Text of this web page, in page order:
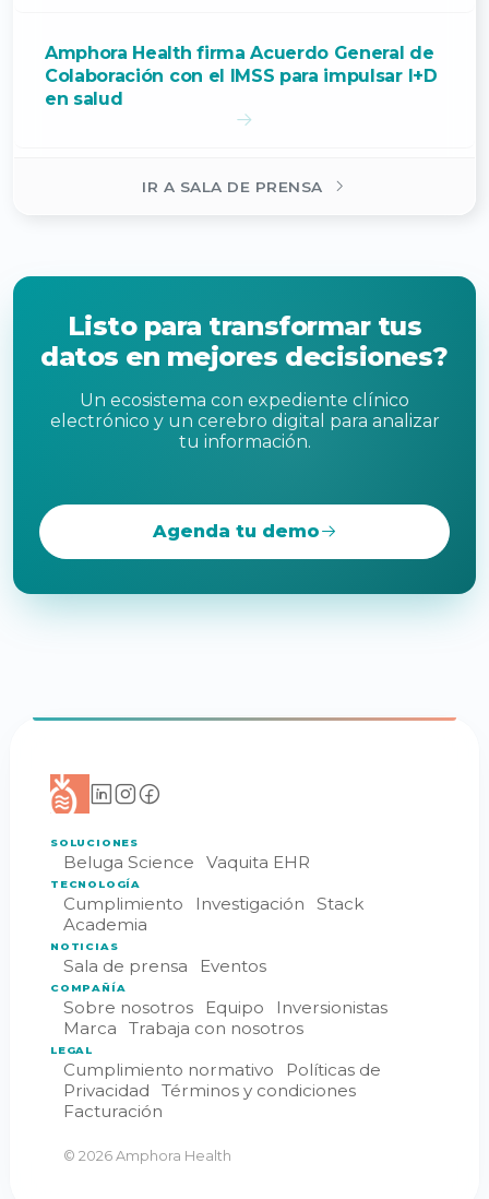
Amphora Health firma Acuerdo General de
Colaboración con el IMSS para impulsar I+D
en salud
IR A SALA DE PRENSA
Listo para transformar tus
datos en mejores decisiones?
Un ecosistema con expediente clínico
electrónico y un cerebro digital para analizar
tu información.
Agenda tu demo
SOLUCIONES
Beluga Science Vaquita EHR
TECNOLOGÍA
Cumplimiento Investigación
Stack
Academia
NOTICIAS
Sala de prensa Eventos
COMPAÑÍA
Sobre nosotros Equipo
Inversionistas
Marca
Trabaja con nosotros
LEGAL
Cumplimiento normativo
Políticas de
Privacidad
Términos y condiciones
Facturación
© 2026 Amphora Health